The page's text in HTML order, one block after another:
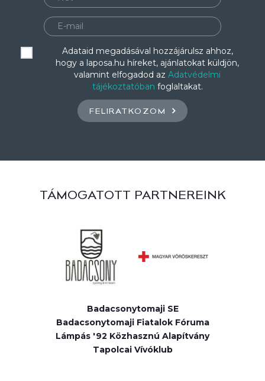
Adataid megadásával hozzájárulsz ahhoz,
hogy a laposa.hu híreket, ajánlatokat küldjön,
valamint elfogadod az Adatvédelmi
tájékoztatóban foglaltakat.
FELIRATKOZOM
TÁMOGATOTT PARTNEREINK
Badacsonytomaji SE
Badacsonytomaji Fiatalok Fóruma
Lámpás '92 Közhasznú Alapítvány
Tapolcai Vívóklub